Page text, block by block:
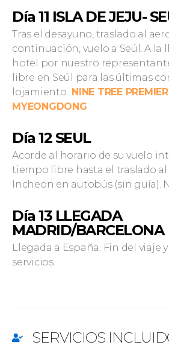
Día 11 ISLA DE JEJU-
Tras el desayuno, traslado al
continuación, vuelo a Seúl. A la
hotel por nuestro
libre en Seúl para las últimas
lojamiento NINE TREE
MYEONGDONG
Día 12 SEUL
Acorde al horario de su vuelo
tiempo libre hasta el traslado
Incheon en autobús (sin guía).
Día 13 LLEGADA
MADRID/BARCELONA
Llegada a España. Fin del viaje
servicios.
SERVICIOS